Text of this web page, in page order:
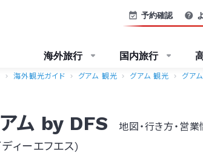
予約確認
海外旅行 国内旅行
海外観光ガイド グアム 観光 グアム 観光 グア
ム by DFS 地図・行き方・営業
ィーエフエス)